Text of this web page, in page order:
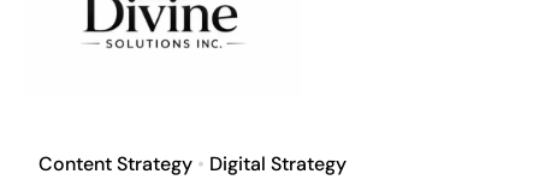
Content Strategy• Digital Strategy